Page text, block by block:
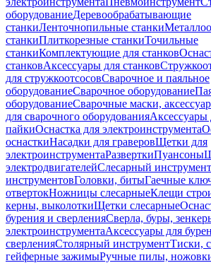
оборудованиеДеревообрабатывающие
станкиЛенточнопильные станки
станкиПлиткорезные станкиТочильные
станкиКомплектующие для станков
станковАксессуары для станков
для стружкоотсосовСварочное и паяльное
оборудованиеСварочное оборудование
оборудованиеСварочные маски,
для сварочного оборудованияАксессуары
пайкиОснастка для электроинструмента
оснасткиНасадки для граверовЩетки для
электроинструментаРазверткиПуансоны
электродвигателейСлесарный инструмент
инструментовГоловки, битыГаечные
отвертокНожницы слесарныеКлещи
керны, выколоткиЩетки слесарные
бурения и сверленияСверла, буры,
электроинструментаАксессуары для
сверленияСтолярный инструментТиски,
гейферные зажимыРучные пилы,